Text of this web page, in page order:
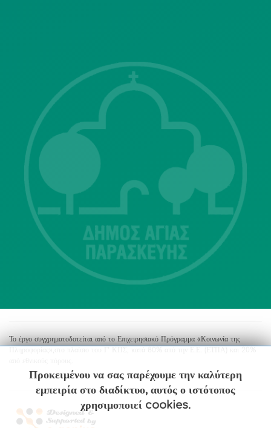
Λ. Μεσογείων 415-417 Τ.Κ.15343
Αγία Παρασκευή
213 2004500
dimos@agiaparaskevi.gr
Το έργο συγχρηματοδοτείται από το Επιχειρησιακό Πρόγραμμα «Κοινωνία της
Προκειμένου να σας παρέχουμε την καλύτερη
εμπειρία στο διαδίκτυο, αυτός ο ιστότοπος
χρησιμοποιεί cookies.